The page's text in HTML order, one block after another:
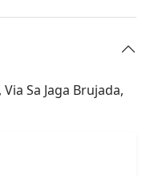
Sa Jaga Brujada,